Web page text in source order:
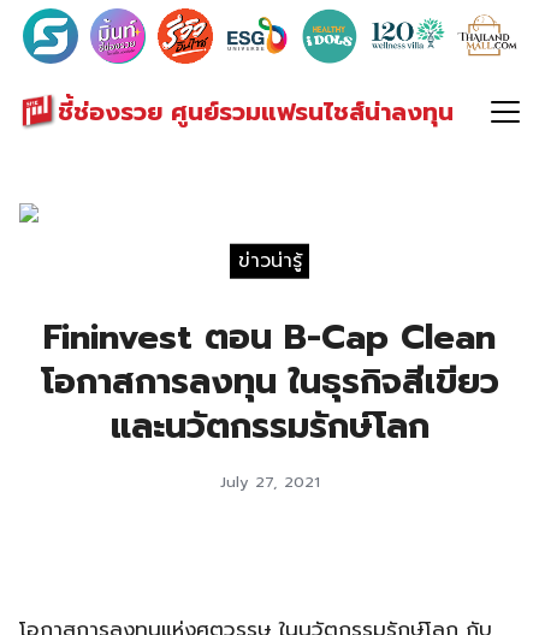
ชี้ช่องรวย ศูนย์รวมแฟรนไชส์น่าลงทุน
Search
for:
ข่าวน่ารู้
Fininvest ตอน B-Cap Clean
โอกาสการลงทุน ในธุรกิจสีเขียว
และนวัตกรรมรักษ์โลก
July 27, 2021
โอกาสการลงทุนแห่งศตวรรษ ในนวัตกรรมรักษ์โลก กับ